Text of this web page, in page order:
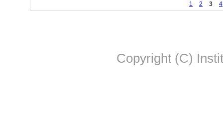
1
2 3 4
Copyright (C)